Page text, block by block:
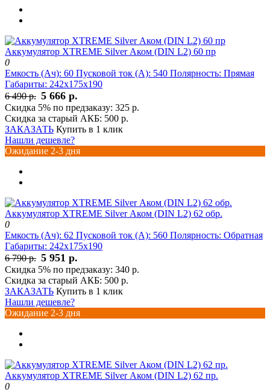
Аккумулятор XTREME Silver Аком (DIN L2) 60 пр
0
Емкость (Ач): 60 Пусковой ток (А): 540 Полярность: Прямая
Габариты: 242x175x190
6 490 р. 5 666 р.
Скидка 5% по предзаказу: 325 р.
Скидка за старый АКБ: 500 р.
ЗАКАЗАТЬ Купить в 1 клик
Нашли дешевле?
Ожидание 2-3 дня
Аккумулятор XTREME Silver Аком (DIN L2) 62 обр.
0
Емкость (Ач): 62 Пусковой ток (А): 560 Полярность: Обратная
Габариты: 242x175x190
6 790 р. 5 951 р.
Скидка 5% по предзаказу: 340 р.
Скидка за старый АКБ: 500 р.
ЗАКАЗАТЬ Купить в 1 клик
Нашли дешевле?
Ожидание 2-3 дня
Аккумулятор XTREME Silver Аком (DIN L2) 62 пр.
0